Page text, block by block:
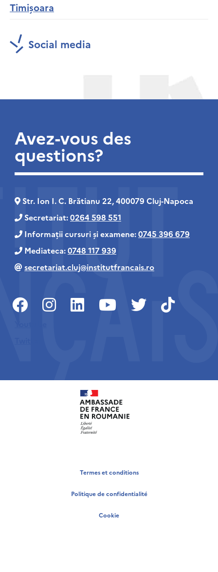
Timișoara
Social media
Avez-vous des
questions?
Str. Ion I. C. Brătianu 22, 400079 Cluj‑Napoca
Secretariat:0264 598 551
Informații cursuri și examene:0745 396 679
Mediateca:0748 117 939
secretariat.cluj@institutfrancais.ro
Termes et conditions
Politique de confidentialité
Cookie